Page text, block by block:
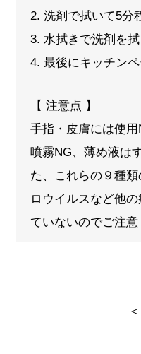
2. 洗剤で拭いて5分
3. 水拭きで洗剤を
4. 最後にキッチンペ
【 注意点 】
手指・皮膚には使
噴霧NG、薄め液は
た、これらの９種
ロウイルスなど他
ていないのでご注意